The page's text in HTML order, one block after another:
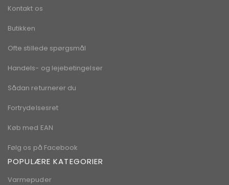
Kontakt os
Butikken
Ofte stillede spørgsmål
Handels- og lejebetingelser
Sådan returnerer du
Fortrydelsesret
Køb med EAN
Følg os på Facebook
POPULÆRE KATEGORIER
Varmepuder